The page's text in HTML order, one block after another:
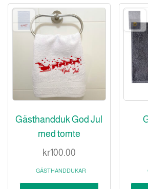
Gästhandduk God Jul
med tomte
kr100.00
GÄSTHANDDUKAR